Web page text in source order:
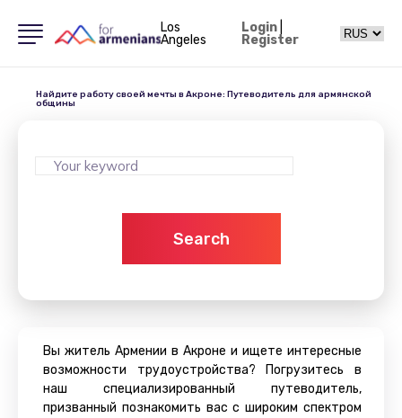
Los
Angeles
Login|
Register
Найдите работу своей мечты в Акроне: Путеводитель для армянской
общины
Search
Вы житель Армении в Акроне и ищете интересные
возможности трудоустройства? Погрузитесь в
наш специализированный путеводитель,
призванный познакомить вас с широким спектром